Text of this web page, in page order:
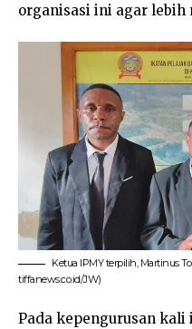
organisasi ini agar lebih
Ketua IPMY terpilih, Martinus
tiffanews.co.id/JW)
Pada kepengurusan